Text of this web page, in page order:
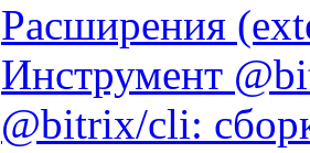
Расширения
Инструмент
@bitrix/cli: